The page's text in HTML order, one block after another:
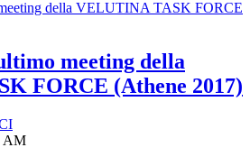
meeting della
FORCE (Athene 2017)
AM